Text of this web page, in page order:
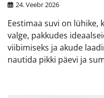
24. Veebr 2026
Eestimaa suvi on lühike,
valge, pakkudes
viibimiseks ja akude
nautida pikki päevi ja